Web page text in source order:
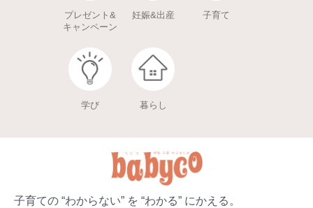
プレゼント&
キャンペーン
妊娠&出産 子育て
学び 暮らし
子育ての “わからない” を “わかる” にかえる。